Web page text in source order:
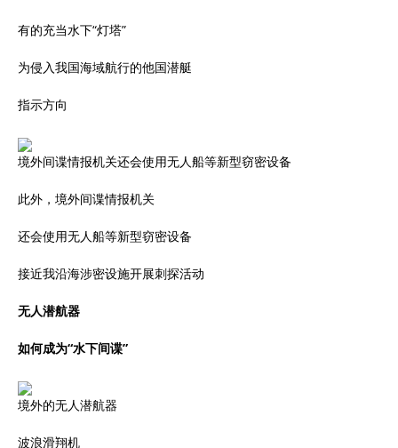
有的充当水下“灯塔”
为侵入我国海域航行的他国潜艇
指示方向
境外间谍情报机关还会使用无人船等新型窃密设备
此外，境外间谍情报机关
还会使用无人船等新型窃密设备
接近我沿海涉密设施开展刺探活动
无人潜航器
如何成为“水下间谍”
境外的无人潜航器
波浪滑翔机